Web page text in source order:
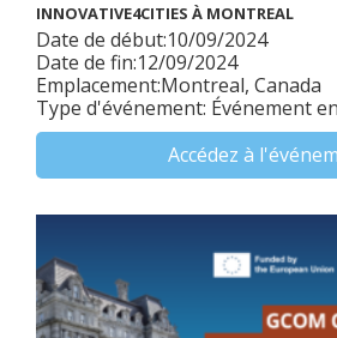
INNOVATIVE4CITIES À MONTREAL
Date de début:10/09/2024
Date de fin:12/09/2024
Emplacement:Montreal, Canada
Type d'événement: Événement
Accédez à